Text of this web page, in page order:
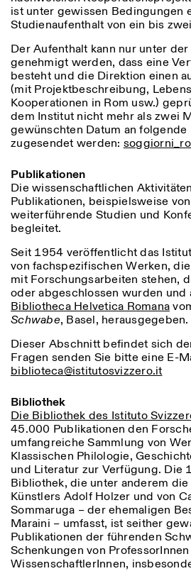
ist unter gewissen Bedingungen
Studienaufenthalt von ein bis
Der Aufenthalt kann nur unter
genehmigt werden, dass eine
besteht und die Direktion einen
(mit Projektbeschreibung,
Kooperationen in Rom usw.)
dem Institut nicht mehr als zwei
gewünschten Datum an
zugesendet werden:
Publikationen
Die wissenschaftlichen
Publikationen, beispielsweise
weiterführende Studien und
begleitet.
Seit 1954 veröffentlicht das
von fachspezifischen Werken,
mit Forschungsarbeiten stehen,
oder abgeschlossen wurden und
Bibliotheca Helvetica Romana
Schwabe, Basel, herausgegeben.
Dieser Abschnitt befindet sich
Fragen senden Sie bitte eine E-
biblioteca@istitutosvizzero.it
Bibliothek
Die Bibliothek des Istituto
45.000 Publikationen den
umfangreiche Sammlung von
Klassischen Philologie,
und Literatur zur Verfügung. Die
Bibliothek, die unter anderem
Künstlers Adolf Holzer und von
Sommaruga – der ehemaligen
Maraini – umfasst, ist seither
Publikationen der führenden
Schenkungen von
WissenschaftlerInnen,
Photo series documenting Swiss
architecture, engineering, and